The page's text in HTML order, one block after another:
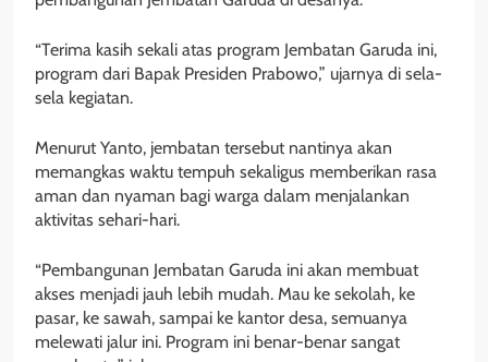
“Terima kasih sekali atas program Jembatan Garuda ini,
program dari Bapak Presiden Prabowo,” ujarnya di sela-
sela kegiatan.
Menurut Yanto, jembatan tersebut nantinya akan
memangkas waktu tempuh sekaligus memberikan rasa
aman dan nyaman bagi warga dalam menjalankan
aktivitas sehari-hari.
“Pembangunan Jembatan Garuda ini akan membuat
akses menjadi jauh lebih mudah. Mau ke sekolah, ke
pasar, ke sawah, sampai ke kantor desa, semuanya
melewati jalur ini. Program ini benar-benar sangat